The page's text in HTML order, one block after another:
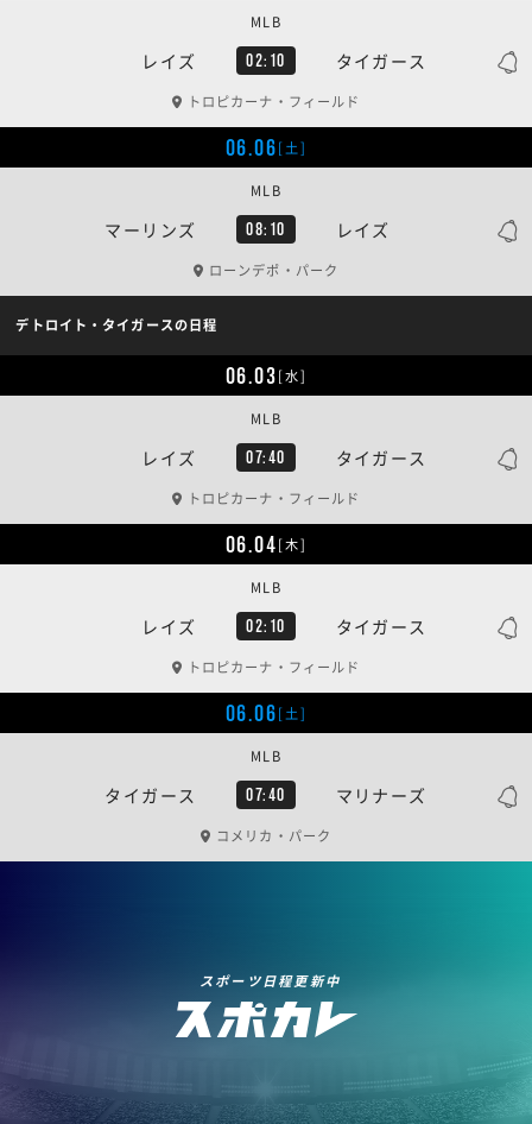
レイズ 02:10 タイガース
MLB
トロピカーナ・フィールド
06.06[土]
マーリンズ 08:10 レイズ
MLB
ローンデポ・パーク
デトロイト・タイガースの日程
06.03[水]
レイズ 07:40 タイガース
MLB
トロピカーナ・フィールド
06.04[木]
レイズ 02:10 タイガース
MLB
トロピカーナ・フィールド
06.06[土]
タイガース 07:40 マリナーズ
MLB
コメリカ・パーク
スポーツ日程更新中